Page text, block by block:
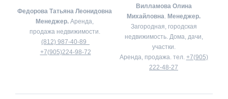
Федорова Татьяна Леонидовна
Менеджер. Аренда,
продажа недвижимости.
(812) 987-40-89
+7(905)224-98-72
Вилламова Олина
Михайловна Менеджер.
Загородная, городская
недвижимость. Дома, дачи,
участки.
Аренда, продажа. тел. +7(905)
222-48-27